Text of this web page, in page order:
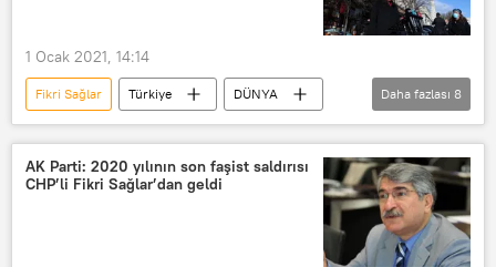
1 Ocak 2021, 14:14
Fikri Sağlar Türkiye
DÜNYA
Haberler
Recep Tayyip Erdoğan
2020
Koronavirüs
Koronavirüs aşısı
Koronavirüs testi
Daha fazlası 8
AK Parti: 2020 yılının son faşist saldırısı
CHP’li Fikri Sağlar’dan geldi